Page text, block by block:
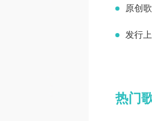
原创
发行
热门